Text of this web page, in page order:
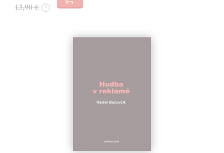
13,90 € ?